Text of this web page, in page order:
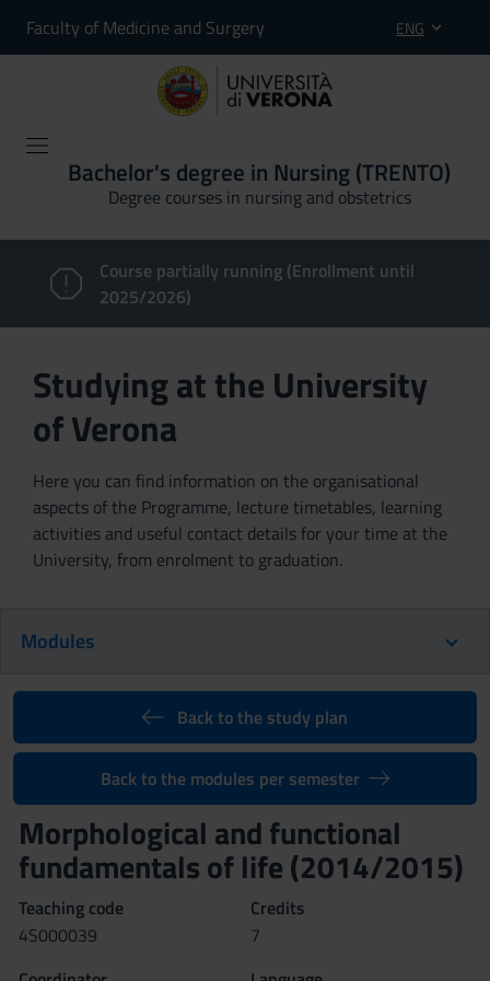
Faculty of Medicine and Surgery ENG
Bachelor's degree in Nursing (TRENTO)
Degree courses in nursing and obstetrics
Course partially running (Enrollment until
2025/2026)
Studying at the University
of Verona
Here you can find information on the organisational
aspects of the Programme, lecture timetables, learning
activities and useful contact details for your time at the
University, from enrolment to graduation.
Modules
Back to the study plan
Back to the modules per semester
Morphological and functional
fundamentals of life (2014/2015)
Teaching code
4S000039
Credits
7